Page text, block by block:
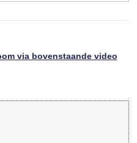
via bovenstaande video